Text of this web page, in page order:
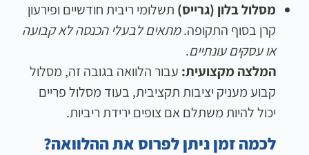
מסלול בלון (גרייס) תשלומי ריבית חודשיים ופירעון
קרן בסוף התקופה.מתאים לבעלי הכנסה לא קבועה
או עסקים עונתיים.
המלצה מקצועית: עבור הלוואה בגובה זה, מסלול
קבוע מעניק יציבות תקציבית, בעוד מסלול פריים
יכול להיות משתלם אם צופים ירידת ריביות.
לכמה זמן ניתן לפרוס את ההלוואה?